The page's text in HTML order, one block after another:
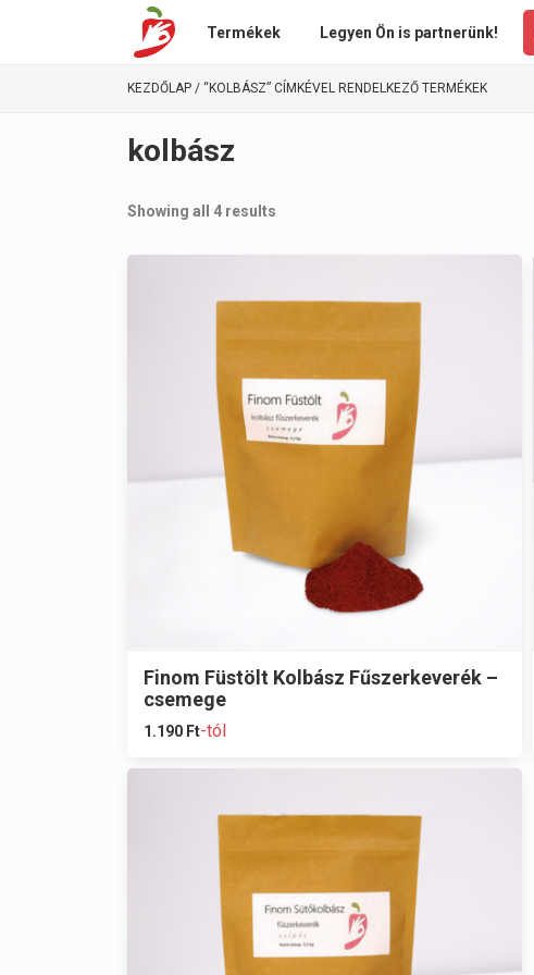
Termékek Legyen Ön is partnerünk!
KEZDŐLAP / “KOLBÁSZ” CÍMKÉVEL RENDELKEZŐ TERMÉKEK
kolbász
Showing all 4 results
Finom Füstölt Kolbász Fűszerkeverék –
csemege
1.190 Ft-tól